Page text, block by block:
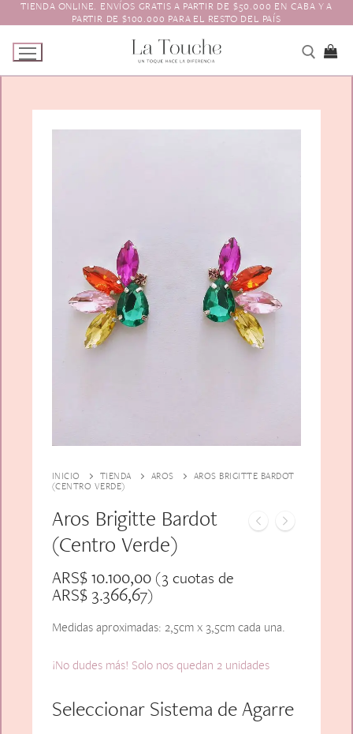
al
contenido
TIENDA ONLINE. ENVÍOS GRATIS A PARTIR DE $50.000 EN CABA Y A
PARTIR DE $100.000 PARA EL RESTO DEL PAÍS
Animales y Bichitos
Sobrios
Accesorios para el pelo
Vinchas
Guantes
INICIO TIENDA AROS
AROS BRIGITTE BARDOT
(CENTRO VERDE)
Aros Brigitte Bardot
(Centro Verde)
ARS$10.100,00(3 cuotas de
ARS$3.366,67)
Medidas aproximadas: 2,5cm x 3,5cm cada una.
¡No dudes más! Solo nos quedan 2 unidades
Seleccionar Sistema de Agarre